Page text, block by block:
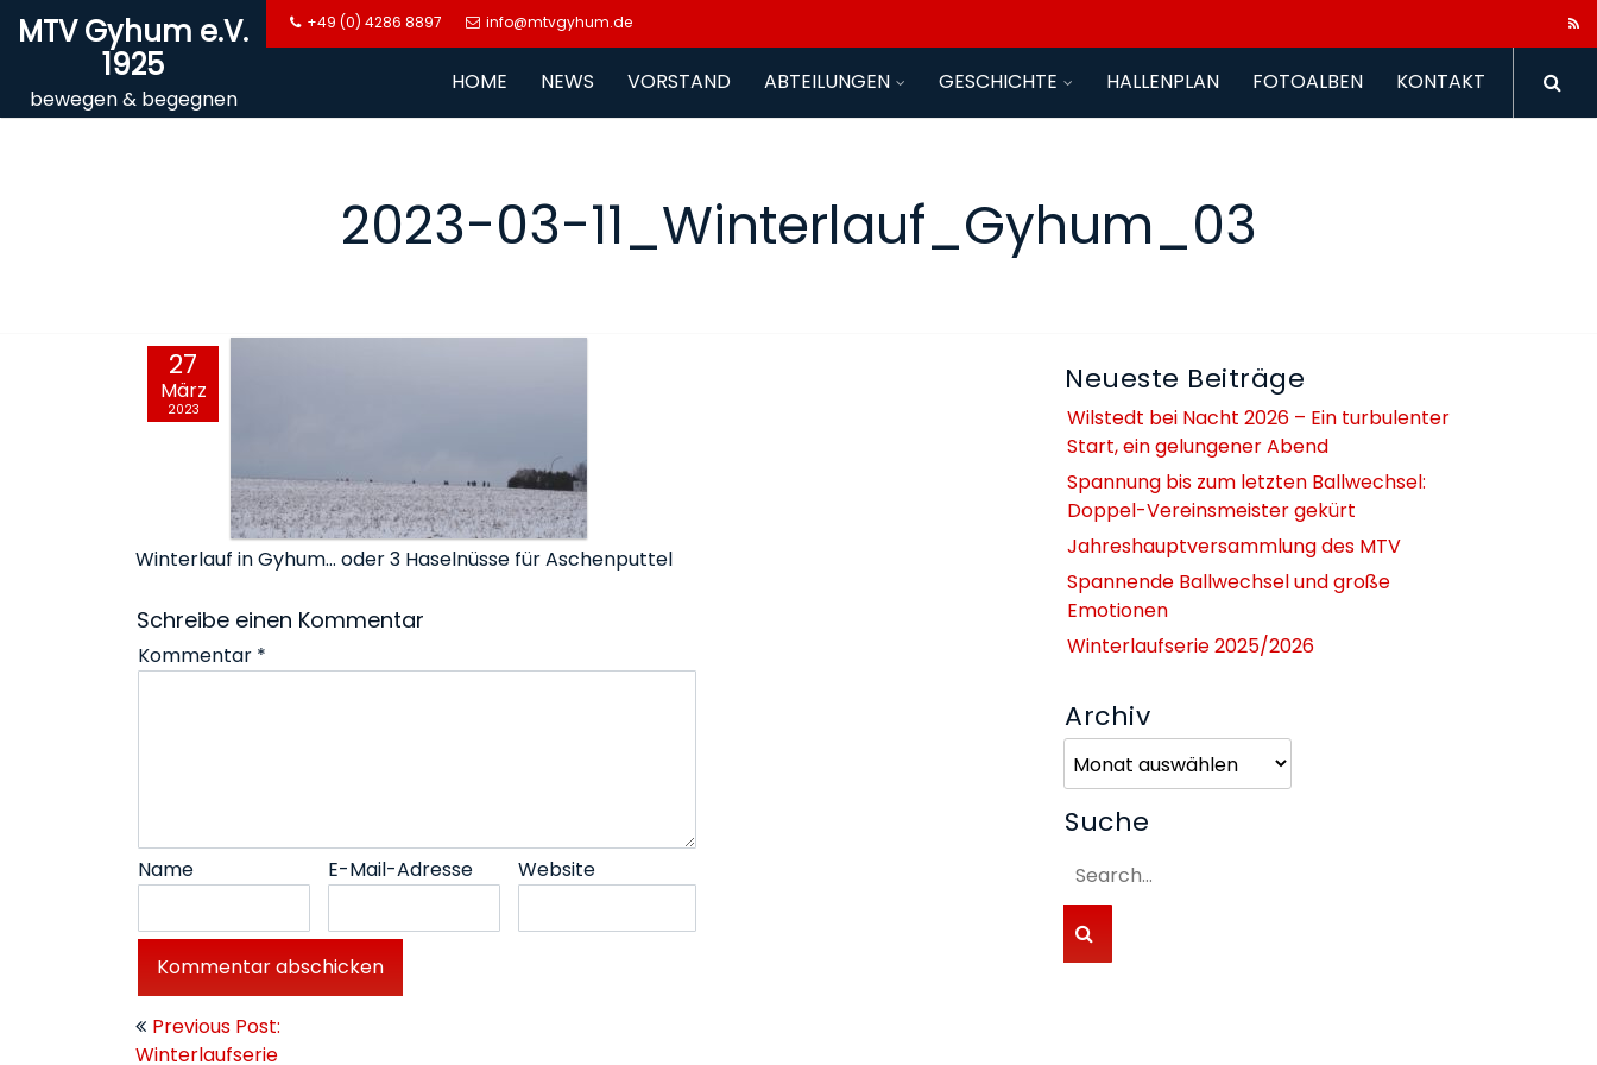
SkipMTV Gyhum e.V.
1925
bewegen & begegnen
+49 (0) 4286 8897 info@mtvgyhum.de
HOME NEWS VORSTAND ABTEILUNGEN GESCHICHTE HALLENPLAN FOTOALBEN KONTAKT
2023-03-11_Winterlauf_Gyhum_03
27
März
2023
Winterlauf in Gyhum… oder 3 Haselnüsse für Aschenputtel
Schreibe einen Kommentar
Kommentar *
Name E-Mail-Adresse Website
Beitragsnavigation
Previous Post:
Winterlaufserie
Neueste Beiträge
Wilstedt bei Nacht 2026 – Ein turbulenter
Start, ein gelungener Abend
Spannung bis zum letzten Ballwechsel:
Doppel-Vereinsmeister gekürt
Jahreshauptversammlung des MTV
Spannende Ballwechsel und große
Emotionen
Winterlaufserie 2025/2026
Archiv
Suche